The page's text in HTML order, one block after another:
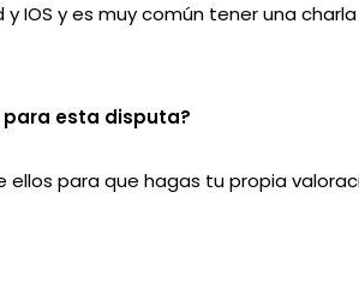
IOS y es muy común tener una
para esta disputa?
para que hagas tu propia